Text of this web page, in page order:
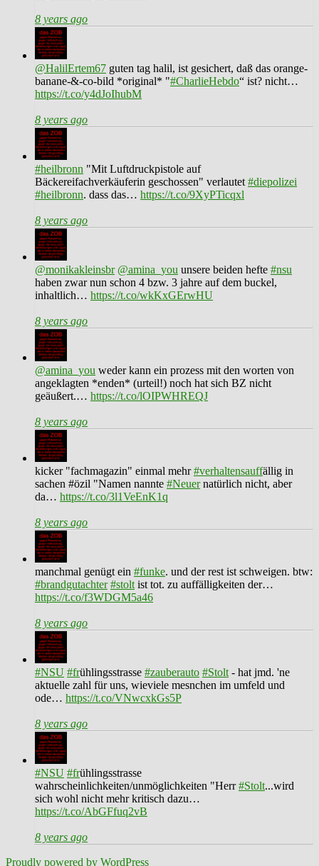
8 years ago
@HalilErtem67 guten tag halil, ist gesichert, daß das orange-
banane-&-co-bild *original* "#CharlieHebdo“ ist? nicht…
https://t.co/y4dJoIhubM
8 years ago
#heilbronn "Mit Luftdruckpistole auf
Bäckereifachverkäuferin geschossen" verlautet #diepolizei
#heilbronn. dass das… https://t.co/9XyPTicqxl
8 years ago
@monikakleinsbr @amina_you unsere beiden hefte #nsu
haben zwar nun schon 4 bzw. 3 jahre auf dem buckel,
inhaltlich… https://t.co/wkKxGErwHU
8 years ago
@amina_you weder kann ein prozess mit den worten von
angeklagten *enden* (urteil!) noch hat sich BZ nicht
geäußert.… https://t.co/lOIPWHREQJ
8 years ago
kicker "fachmagazin" einmal mehr#verhaltensauffällig in
sachen #özil "Namen nannte #Neuernatürlich nicht, aber
da… https://t.co/3l1VeEnK1q
8 years ago
manchmal genügt ein #funke. und der rest ist schweigen. btw:
#brandgutachter #stolt ist tot. zu auffälligkeiten der…
https://t.co/f3WDGM5a46
8 years ago
#NSU #frühlingsstrasse #zauberauto #Stolt - hat jmd. 'ne
aktuelle zahl für uns, wieviele mesnchen im umfeld und
ode… https://t.co/VNwcxkGs5P
8 years ago
#NSU #frühlingsstrasse
wahrscheinlichkeiten/unmöglichkeiten "Herr#Stolt...wird
sich wohl nicht mehr kritisch dazu…
https://t.co/AbGFfuq2vB
8 years ago
Proudly powered by WordPress